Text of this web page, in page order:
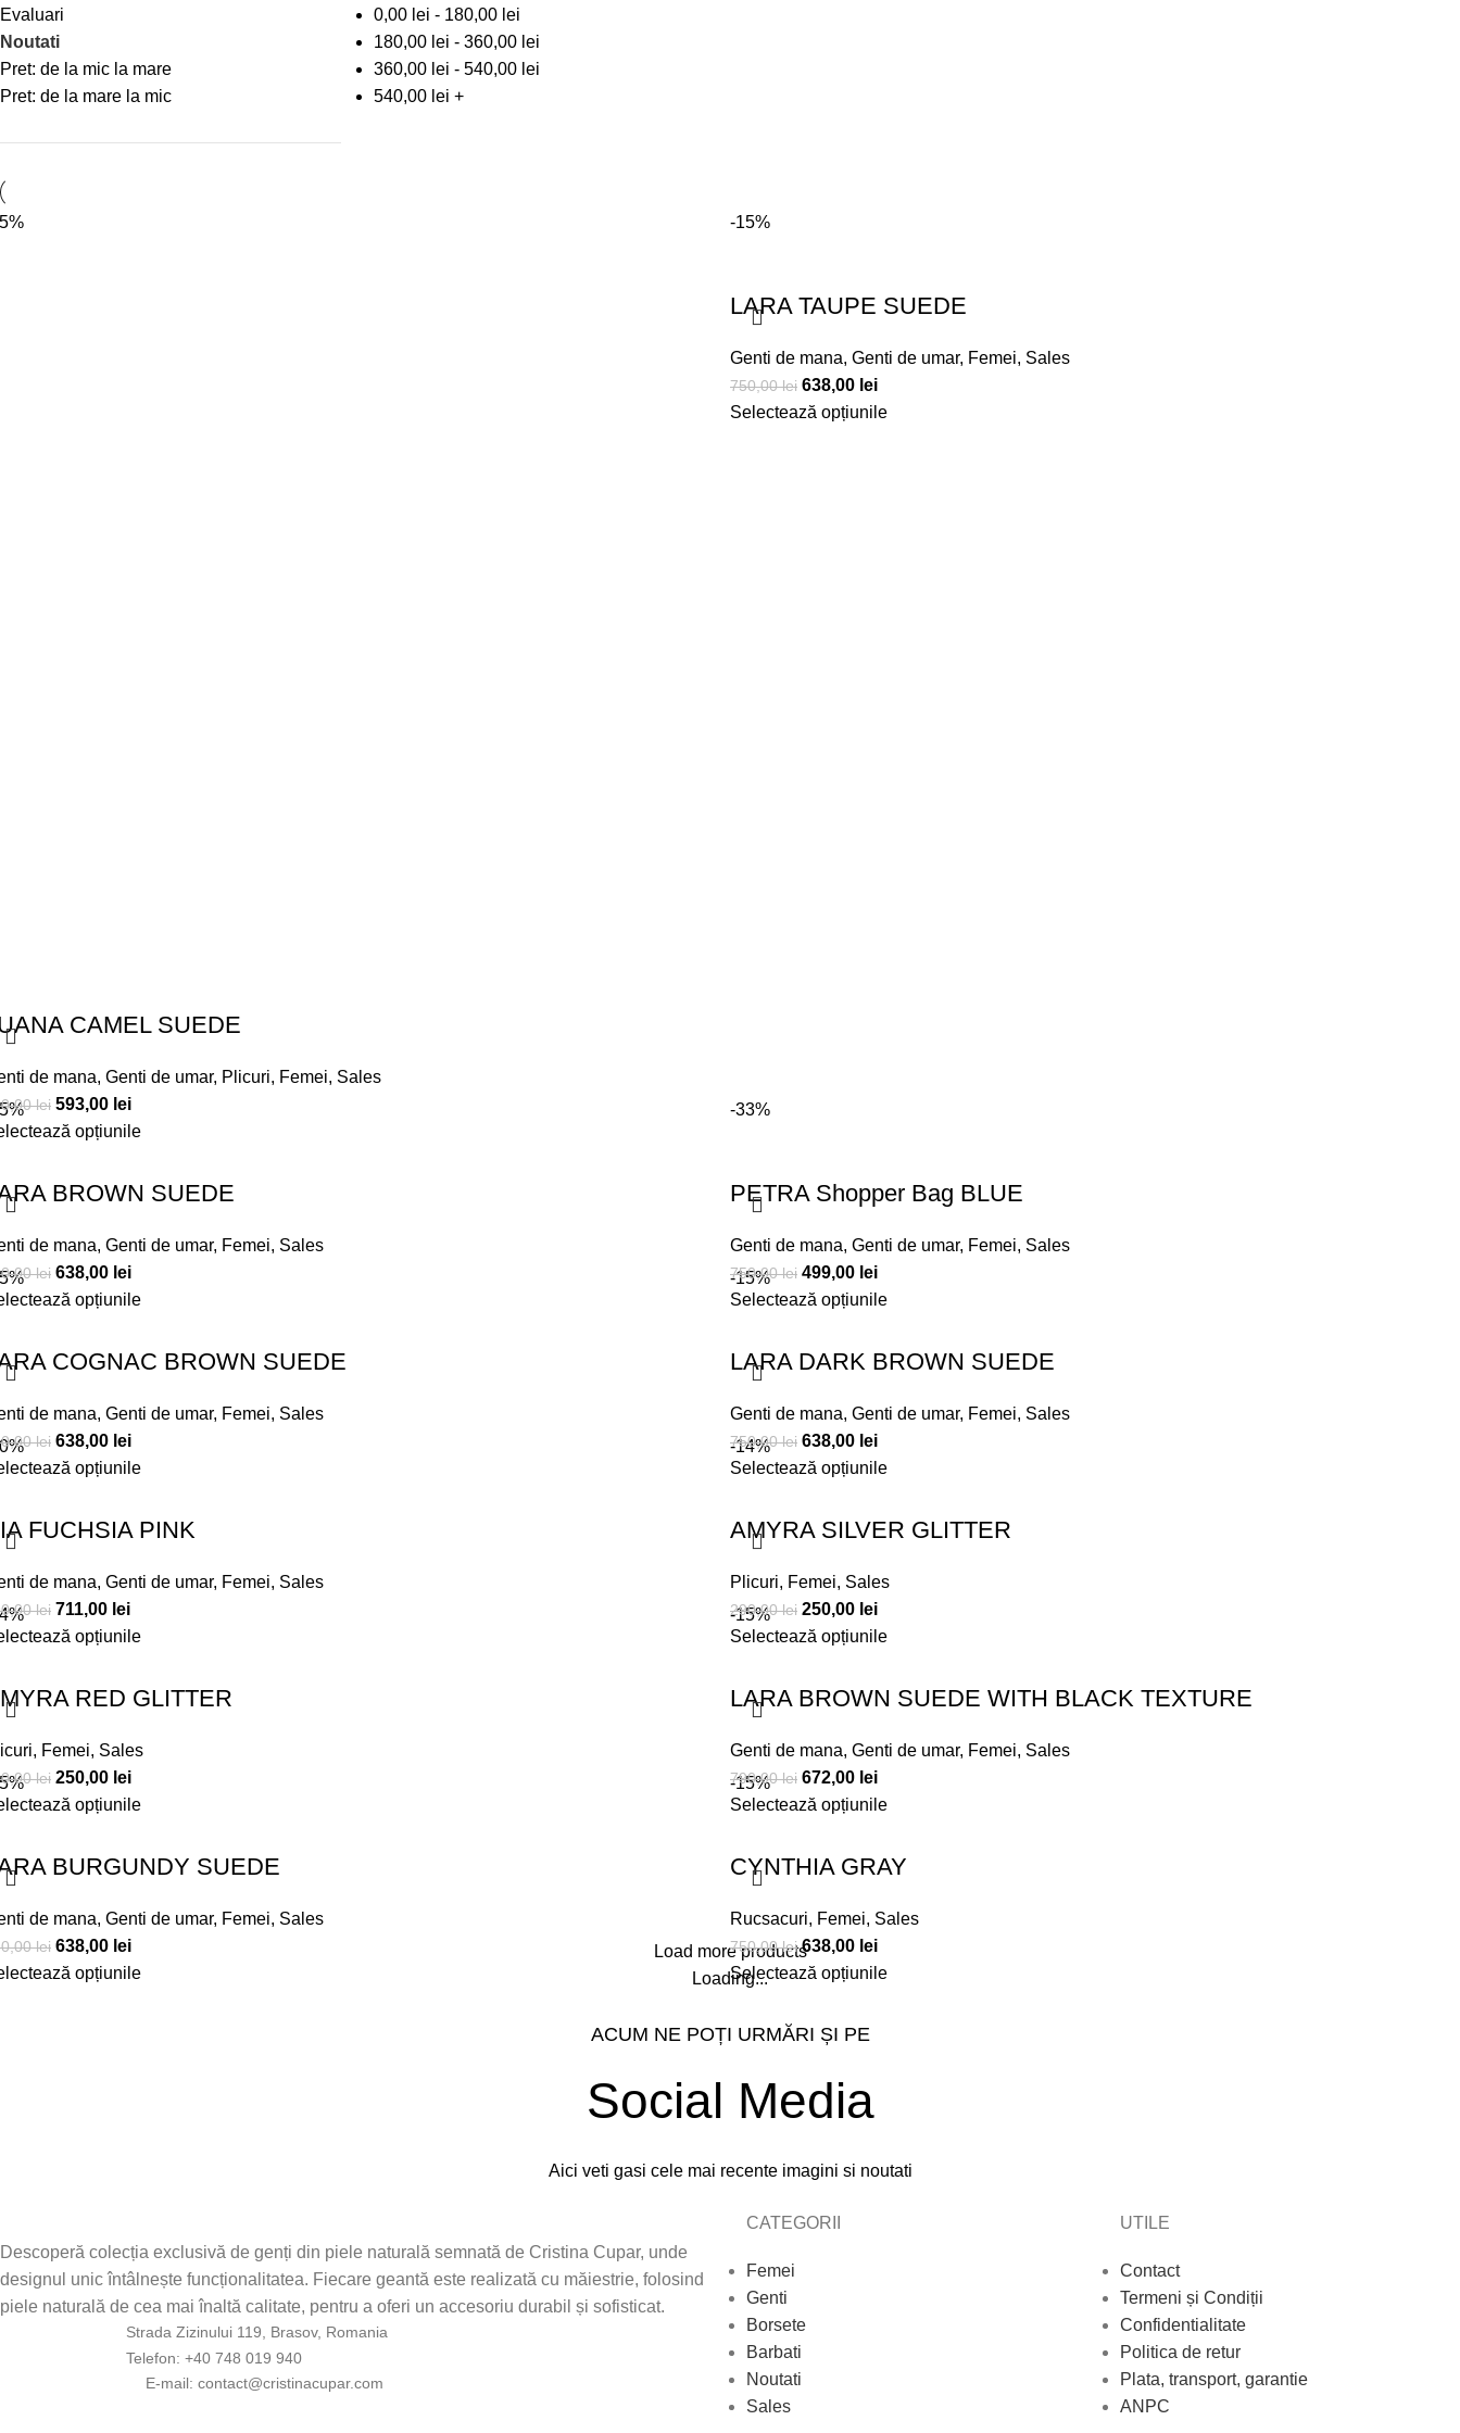
Evaluari
Noutati
Pret: de la mic la mare
Pret: de la mare la mic
0,00 lei - 180,00 lei
180,00 lei - 360,00 lei
360,00 lei - 540,00 lei
540,00 lei +
CAMEL SUEDE
de mana, Genti de umar, Plicuri, Femei, Sales
lei 593,00 lei
opțiunile
-15%
LARA TAUPE SUEDE
Genti de mana, Genti de umar, Femei, Sales
750,00lei 638,00 lei
Selectează opțiunile
BROWN SUEDE
de mana, Genti de umar, Femei, Sales
lei 638,00 lei
opțiunile
-33%
PETRA Shopper Bag BLUE
Genti de mana, Genti de umar, Femei, Sales
750,00lei 499,00 lei
Selectează opțiunile
COGNAC BROWN SUEDE
de mana, Genti de umar, Femei, Sales
lei 638,00 lei
opțiunile
-15%
LARA DARK BROWN SUEDE
Genti de mana, Genti de umar, Femei, Sales
750,00lei 638,00 lei
Selectează opțiunile
FUCHSIA PINK
de mana, Genti de umar, Femei, Sales
lei 711,00 lei
opțiunile
-14%
AMYRA SILVER GLITTER
Plicuri, Femei, Sales
290,00lei 250,00 lei
Selectează opțiunile
RED GLITTER
, Femei, Sales
lei 250,00 lei
opțiunile
-15%
LARA BROWN SUEDE WITH BLACK TEXTURE
Genti de mana, Genti de umar, Femei, Sales
790,00lei 672,00 lei
Selectează opțiunile
BURGUNDY SUEDE
de mana, Genti de umar, Femei, Sales
lei 638,00 lei
opțiunile
-15%
CYNTHIA GRAY
Rucsacuri, Femei, Sales
750,00lei 638,00 lei
Selectează opțiunile
Load more products
Loading...
ACUM NE POȚI URMĂRI ȘI PE
Social Media
Aici veti gasi cele mai recente imagini si noutati
Descoperă colecția exclusivă de genți din piele naturală semnată de Cristina Cupar, unde
designul unic întâlnește funcționalitatea. Fiecare geantă este realizată cu măiestrie, folosind
piele naturală de cea mai înaltă calitate, pentru a oferi un accesoriu durabil și sofisticat.
Strada Zizinului 119, Brasov, Romania
Telefon: +40 748 019 940
E-mail: moc.rapucanitsirc@tcatnoc
CATEGORII
Femei
Genti
Borsete
Barbati
Noutati
Sales
UTILE
Contact
Termeni și Condiții
Confidentialitate
Politica de retur
Plata, transport, garantie
ANPC